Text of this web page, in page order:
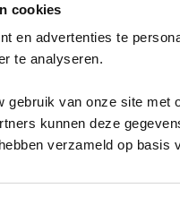
cookies
en advertenties te
te analyseren.
gebruik van onze site met
kunnen deze
verzameld op basis